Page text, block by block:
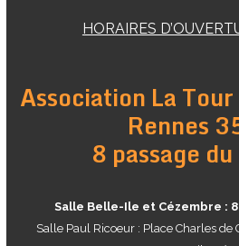
HORAIRES
Association La
Rennes
8 passage
Salle Belle-Ile et Cézembre :
Salle Paul Ricoeur : Place Charles